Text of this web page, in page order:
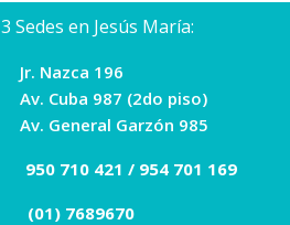
3 Sedes en Jesús María:
Jr. Nazca 196
Av. Cuba 987 (2do piso)
Av. General Garzón 985
950 710 421 / 954 701 169
(01) 7689670